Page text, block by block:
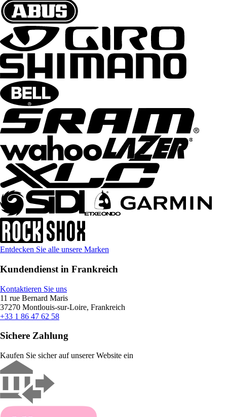
Entdecken Sie alle unsere Marken
Kundendienst in Frankreich
Kontaktieren Sie uns
11 rue Bernard Maris
37270 Montlouis-sur-Loire, Frankreich
+33 1 86 47 62 58
Sichere Zahlung
Kaufen Sie sicher auf unserer Website ein